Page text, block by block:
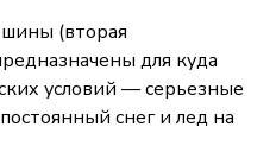
(вторая
для куда
условий — серьезные
снег и лед на